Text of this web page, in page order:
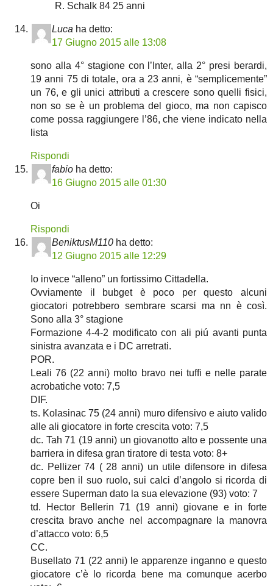
R. Schalk 84 25 anni
Luca ha detto:
17 Giugno 2015 alle 13:08
sono alla 4° stagione con l’Inter, alla 2° presi berardi,
19 anni 75 di totale, ora a 23 anni, è “semplicemente”
un 76, e gli unici attributi a crescere sono quelli fisici,
non so se è un problema del gioco, ma non capisco
come possa raggiungere l’86, che viene indicato nella
lista
Rispondi
fabio ha detto:
16 Giugno 2015 alle 01:30
Oi
Rispondi
BeniktusM110 ha detto:
12 Giugno 2015 alle 12:29
Io invece “alleno” un fortissimo Cittadella.
Ovviamente il bubget è poco per questo alcuni
giocatori potrebbero sembrare scarsi ma nn è così.
Sono alla 3° stagione
Formazione 4-4-2 modificato con ali piú avanti punta
sinistra avanzata e i DC arretrati.
POR.
Leali 76 (22 anni) molto bravo nei tuffi e nelle parate
acrobatiche voto: 7,5
DIF.
ts. Kolasinac 75 (24 anni) muro difensivo e aiuto valido
alle ali giocatore in forte crescita voto: 7,5
dc. Tah 71 (19 anni) un giovanotto alto e possente una
barriera in difesa gran tiratore di testa voto: 8+
dc. Pellizer 74 ( 28 anni) un utile difensore in difesa
copre ben il suo ruolo, sui calci d’angolo si ricorda di
essere Superman dato la sua elevazione (93) voto: 7
td. Hector Bellerin 71 (19 anni) giovane e in forte
crescita bravo anche nel accompagnare la manovra
d’attacco voto: 6,5
CC.
Busellato 71 (22 anni) le apparenze inganno e questo
giocatore c’è lo ricorda bene ma comunque acerbo